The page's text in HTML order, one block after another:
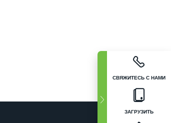
СВЯЖИТЕСЬ С НАМИ
ЗАГРУЗИТЬ